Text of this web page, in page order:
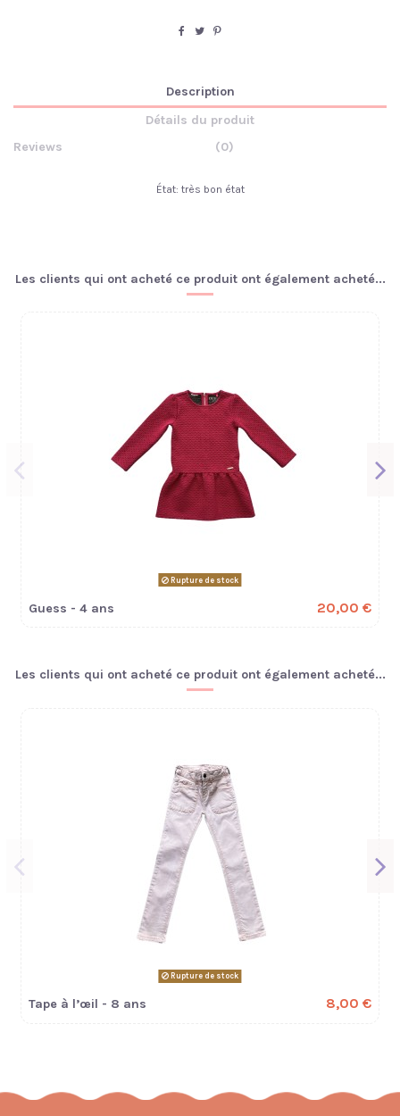
Description
Détails du produit
Reviews
(0)
État: très bon état
Les clients qui ont acheté ce produit ont également acheté...
Rupture de stock
Guess - 4 ans 20,00 €
Les clients qui ont acheté ce produit ont également acheté...
Rupture de stock
Tape à l’œil - 8 ans 8,00 €